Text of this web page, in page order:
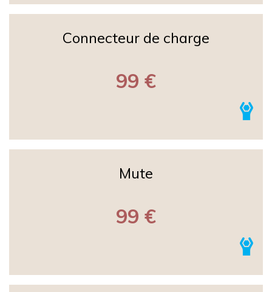
Connecteur de charge
99 €
Mute
99 €